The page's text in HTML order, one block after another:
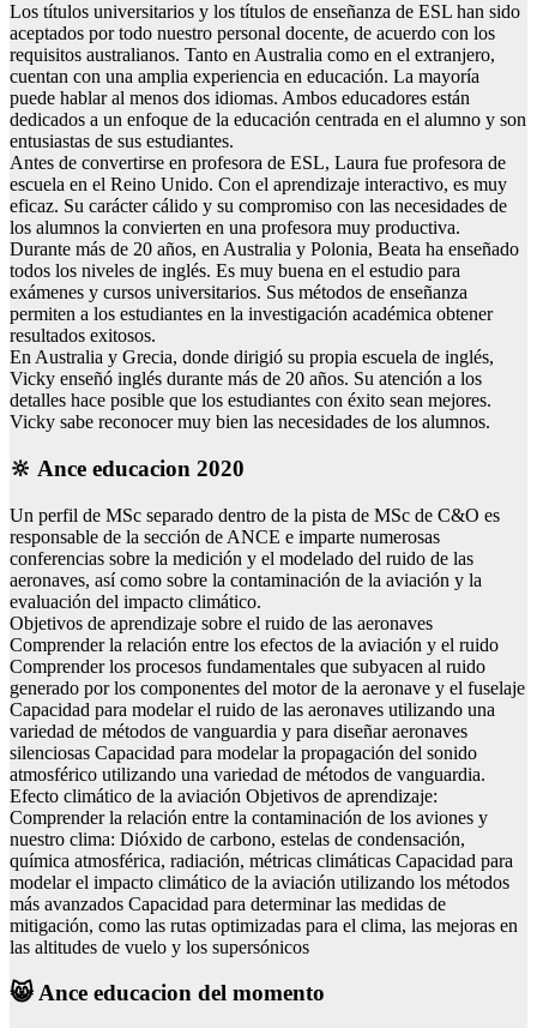
Los títulos universitarios y los títulos de enseñanza de ESL han sido
aceptados por todo nuestro personal docente, de acuerdo con los
requisitos australianos. Tanto en Australia como en el extranjero,
cuentan con una amplia experiencia en educación. La mayoría
puede hablar al menos dos idiomas. Ambos educadores están
dedicados a un enfoque de la educación centrada en el alumno y son
entusiastas de sus estudiantes.
Antes de convertirse en profesora de ESL, Laura fue profesora de
escuela en el Reino Unido. Con el aprendizaje interactivo, es muy
eficaz. Su carácter cálido y su compromiso con las necesidades de
los alumnos la convierten en una profesora muy productiva.
Durante más de 20 años, en Australia y Polonia, Beata ha enseñado
todos los niveles de inglés. Es muy buena en el estudio para
exámenes y cursos universitarios. Sus métodos de enseñanza
permiten a los estudiantes en la investigación académica obtener
resultados exitosos.
En Australia y Grecia, donde dirigió su propia escuela de inglés,
Vicky enseñó inglés durante más de 20 años. Su atención a los
detalles hace posible que los estudiantes con éxito sean mejores.
Vicky sabe reconocer muy bien las necesidades de los alumnos.
🔆 Ance educacion 2020
Un perfil de MSc separado dentro de la pista de MSc de C&O es
responsable de la sección de ANCE e imparte numerosas
conferencias sobre la medición y el modelado del ruido de las
aeronaves, así como sobre la contaminación de la aviación y la
evaluación del impacto climático.
Objetivos de aprendizaje sobre el ruido de las aeronaves
Comprender la relación entre los efectos de la aviación y el ruido
Comprender los procesos fundamentales que subyacen al ruido
generado por los componentes del motor de la aeronave y el fuselaje
Capacidad para modelar el ruido de las aeronaves utilizando una
variedad de métodos de vanguardia y para diseñar aeronaves
silenciosas Capacidad para modelar la propagación del sonido
atmosférico utilizando una variedad de métodos de vanguardia.
Efecto climático de la aviación Objetivos de aprendizaje:
Comprender la relación entre la contaminación de los aviones y
nuestro clima: Dióxido de carbono, estelas de condensación,
química atmosférica, radiación, métricas climáticas Capacidad para
modelar el impacto climático de la aviación utilizando los métodos
más avanzados Capacidad para determinar las medidas de
mitigación, como las rutas optimizadas para el clima, las mejoras en
las altitudes de vuelo y los supersónicos
😸 Ance educacion del momento